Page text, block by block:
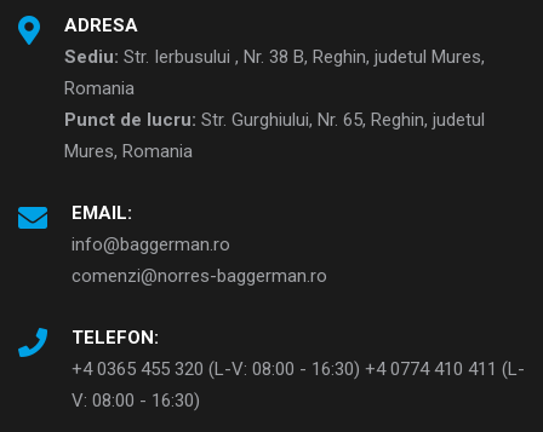
ADRESA
Sediu: Str. Ierbusului , Nr. 38 B, Reghin, judetul Mures,
Romania
Punct de lucru: Str. Gurghiului, Nr. 65, Reghin, judetul
Mures, Romania
EMAIL:
info@baggerman.ro
comenzi@norres-baggerman.ro
TELEFON:
+4 0365 455 320 (L-V: 08:00 - 16:30) +4 0774 410 411 (L-
V: 08:00 - 16:30)